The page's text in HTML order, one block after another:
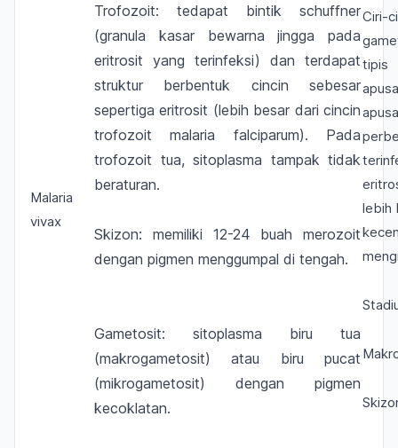
Malaria
vivax
Trofozoit: tedapat bintik schuffner
(granula kasar bewarna jingga pada
eritrosit yang terinfeksi) dan terdapat
struktur berbentuk cincin sebesar
sepertiga eritrosit (lebih besar dari cincin
trofozoit malaria falciparum). Pada
trofozoit tua, sitoplasma tampak tidak
beraturan.
Skizon: memiliki 12-24 buah merozoit
dengan pigmen menggumpal di tengah.
Gametosit: sitoplasma biru tua
(makrogametosit) atau biru pucat
(mikrogametosit) dengan pigmen
kecoklatan.
tipis
lebih